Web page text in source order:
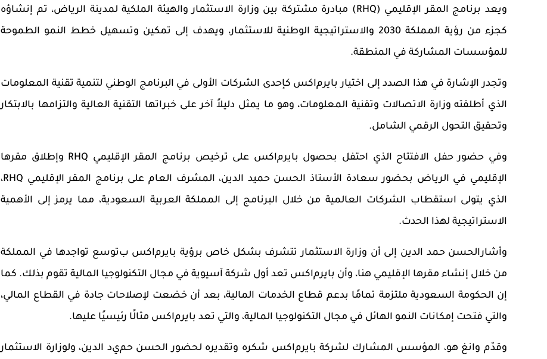
ويعد برنامج المقر الإقليمي (RHQ) مبادرة مشتركة بين وزارة الاستثمار والهيئة الملكية لمدينة الرياض، تم إنشاؤه
كجزء من رؤية المملكة 2030 والاستراتيجية الوطنية للاستثمار، ويهدف إلى تمكين وتسهيل خطط النمو الطموحة
للمؤسسات المشاركة في المنطقة.
وتجدر الإشارة في هذا الصدد إلى اختيار بايرماكس كإحدى الشركات الأولى في البرنامج الوطني لتنمية تقنية المعلومات
الذي أطلقته وزارة الاتصالات وتقنية المعلومات، وهو ما يمثل دليلاً آخر على خبراتها التقنية العالية والتزامها بالابتكار
وتحقيق التحول الرقمي الشامل.
وفي حضور حفل الافتتاح الذي احتفل بحصول بايرماكس على ترخيص برنامج المقر الإقليمي RHQ وإطلاق مقرها
الإقليمي في الرياض بحضور سعادة الأستاذالحسن حميد الدين، المشرف العام على برنامج المقر الإقليمي RHQ،
الذي يتولى استقطاب الشركات العالميةمن خلال البرنامج إلى المملكة العربية السعودية، مما يرمز إلى الأهمية
الاستراتيجية لهذا الحدث.
وأشارالحسن حمد الدين إلى أن وزارة الاستثمار تتشرف بشكل خاص برؤية بايرماكس بتوسع تواجدها في المملكة
من خلال إنشاء مقرها الإقليمي هنا، وأن بايرماكس تعد أول شركة آسيوية في مجال التكنولوجيا المالية تقوم بذلك. كما
إن الحكومة السعودية ملتزمة تمامًا بدعم قطاع الخدمات المالية، بعد أن خضعت لإصلاحات جادة في القطاع المالي،
والتي فتحت إمكانات النمو الهائل في مجال التكنولوجيا المالية، والتي تعد بايرماكس مثالًا رئيسيًا عليها.
وقدّم وانغ هو، المؤسس المشارك لشركة بايرماكس شكره وتقديره لحضور الحسن حميد الدين، ولوزارة الاستثمار